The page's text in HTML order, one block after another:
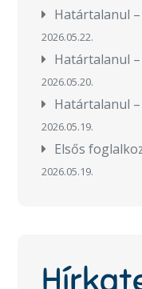
Határtalanul –
2026.05.22.
Határtalanul –
2026.05.20.
Határtalanul –
2026.05.19.
Elsős
2026.05.19.